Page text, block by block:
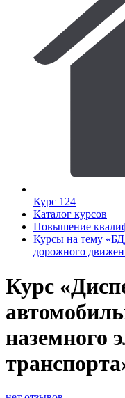
Курс 124
Каталог курсов
Повышение
Курсы на тему
дорожного
Курс
наземного